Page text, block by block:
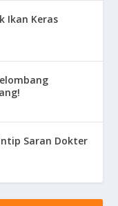
Ikan Keras
Saran Dokter